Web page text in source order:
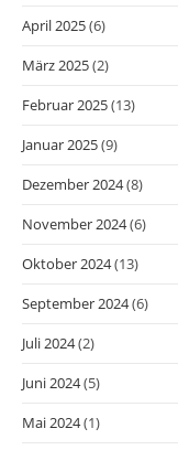
April 2025(6)
März 2025(2)
Februar 2025(13)
Januar 2025(9)
Dezember 2024(8)
November 2024(6)
Oktober 2024(13)
September 2024(6)
Juli 2024(2)
Juni 2024(5)
Mai 2024(1)